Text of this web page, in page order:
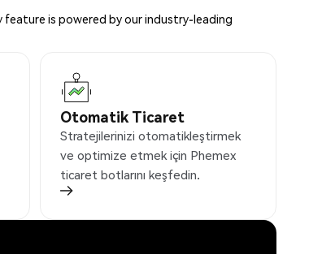
is powered by our industry-leading
Otomatik Ticaret
Stratejilerinizi otomatikleştirmek
ve optimize etmek için Phemex
ticaret botlarını keşfedin.